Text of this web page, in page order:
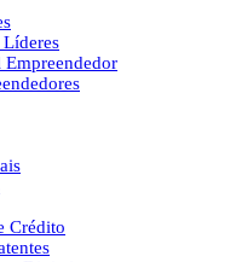
Crédito